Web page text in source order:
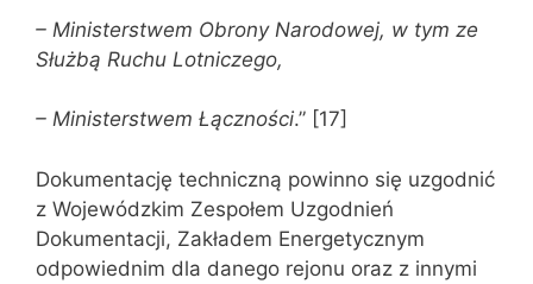
– Ministerstwem Obrony Narodowej, w tym ze
Służbą Ruchu Lotniczego,
– Ministerstwem Łączności.” [17]
Dokumentację techniczną powinno się uzgodnić
z Wojewódzkim Zespołem Uzgodnień
Dokumentacji, Zakładem Energetycznym
odpowiednim dla danego rejonu oraz z innymi